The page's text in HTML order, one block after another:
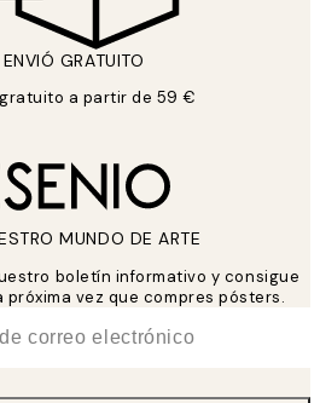
ENVIÓ GRATUITO
a partir de 59 €
MUNDO DE ARTE
boletín informativo y consigue
próxima vez que compres pósters.